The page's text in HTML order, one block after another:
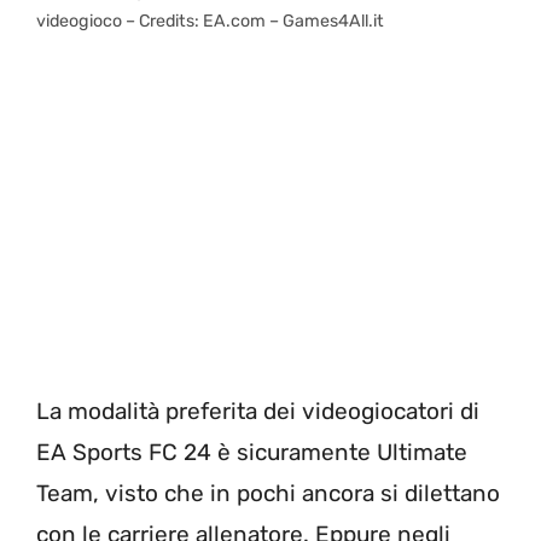
videogioco – Credits: EA.com – Games4All.it
La modalità preferita dei videogiocatori di
EA Sports FC 24 è sicuramente Ultimate
Team, visto che in pochi ancora si dilettano
con le carriere allenatore. Eppure negli